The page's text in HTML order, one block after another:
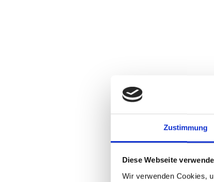
Zustimmung
Diese Webseite
Wir verwenden Cookies,